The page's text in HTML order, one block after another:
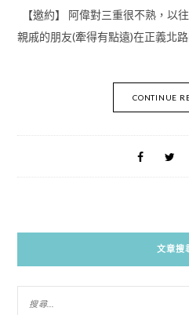
【邀約】 阿偉對三重很不熟，以
親戚的朋友(牽得有點遠)在正義北
CONTINUE
文章搜